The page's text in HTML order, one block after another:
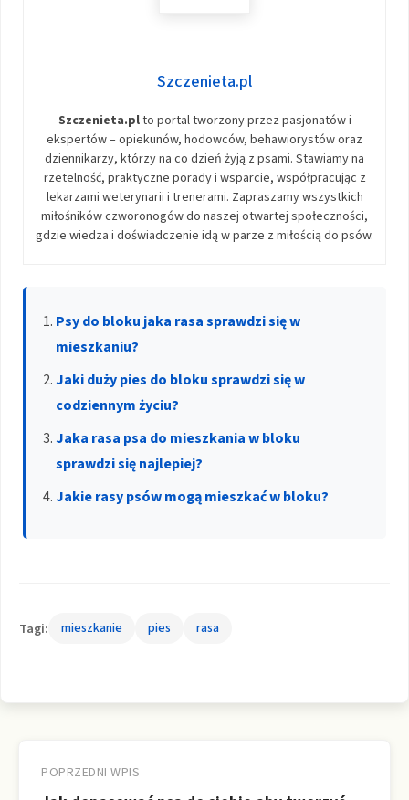
Szczenieta.pl
Szczenieta.plto portal tworzony przez pasjonatów i
ekspertów – opiekunów, hodowców, behawiorystów oraz
dziennikarzy, którzy na co dzień żyją z psami. Stawiamy na
rzetelność, praktyczne porady i wsparcie, współpracując z
lekarzami weterynarii i trenerami. Zapraszamy wszystkich
miłośników czworonogów do naszej otwartej społeczności,
gdzie wiedza i doświadczenie idą w parze z miłością do psów.
Psy do bloku jaka rasa sprawdzi się w
mieszkaniu?
Jaki duży pies do bloku sprawdzi się w
codziennym życiu?
Jaka rasa psa do mieszkania w bloku
sprawdzi się najlepiej?
Jakie rasy psów mogą mieszkać w bloku?
Tagi: mieszkanie pies rasa
wpisu
POPRZEDNI WPIS